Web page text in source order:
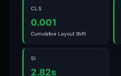
CLS
0.001
Cumulative Layout Shift
SI
2.82s